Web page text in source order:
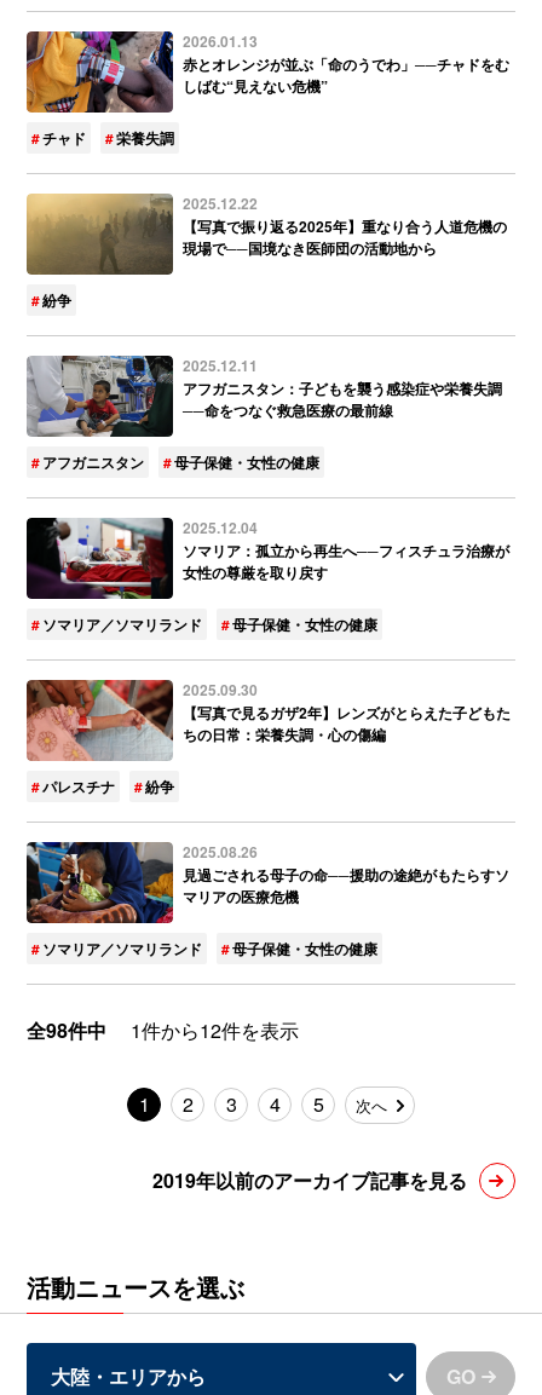
2026.01.13
赤とオレンジが並ぶ「命のうでわ」──チャドをむ
しばむ“見えない危機”
チャド 栄養失調
2025.12.22
【写真で振り返る2025年】重なり合う人道危機の
現場で──国境なき医師団の活動地から
紛争
2025.12.11
アフガニスタン：子どもを襲う感染症や栄養失調
──命をつなぐ救急医療の最前線
アフガニスタン 母子保健・女性の健康
2025.12.04
ソマリア：孤立から再生へ──フィスチュラ治療が
女性の尊厳を取り戻す
ソマリア／ソマリランド 母子保健・女性の健康
2025.09.30
【写真で見るガザ2年】レンズがとらえた子どもた
ちの日常：栄養失調・心の傷編
パレスチナ 紛争
2025.08.26
見過ごされる母子の命──援助の途絶がもたらすソ
マリアの医療危機
ソマリア／ソマリランド 母子保健・女性の健康
全98件中 1件から12件を表示
1 2 3 4 5 次へ
2019年以前のアーカイブ記事を見る
活動ニュースを選ぶ
GO